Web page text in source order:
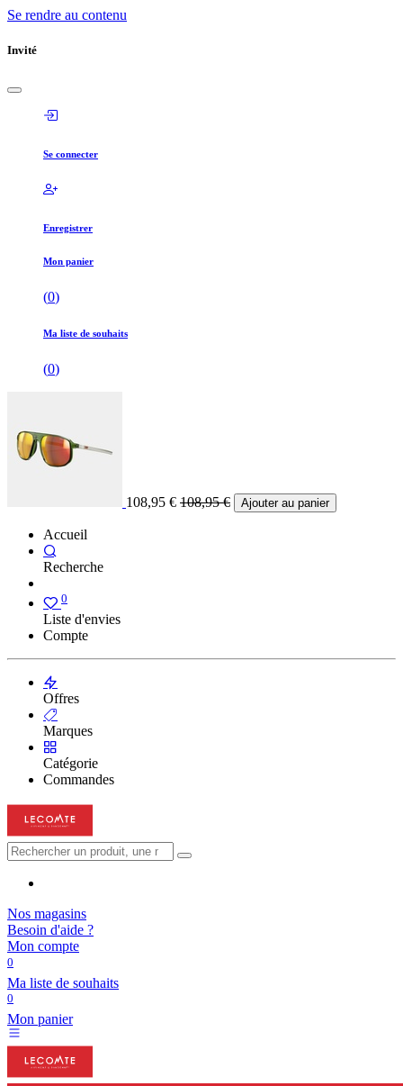
Se rendre au contenu
Invité
Se connecter
Enregistrer
Mon panier
(0)
Ma liste de souhaits
(0)
108,95 € 108,95€ Ajouter au panier
Accueil
Recherche
0
Liste d'envies
Compte
Offres
Marques
Catégorie
Commandes
Nos magasins
Besoin d'aide ?
Mon compte
0
Ma liste de souhaits
0
Mon panier